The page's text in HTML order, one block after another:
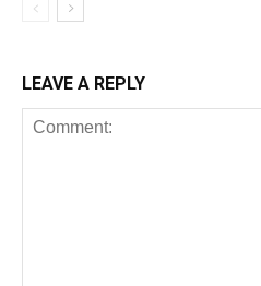
LEAVE A REPLY